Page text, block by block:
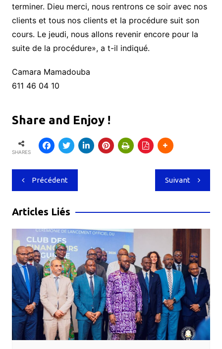
terminer. Dieu merci, nous rentrons ce soir avec nos
clients et tous nos clients et la procédure suit son
cours. Le jeudi, nous allons revenir encore pour la
suite de la procédure», a t-il indiqué.
Camara Mamadouba
611 46 04 10
Share and Enjoy !
SHARES
Navigation
de
l’article
Précédent Suivant
Articles Liés